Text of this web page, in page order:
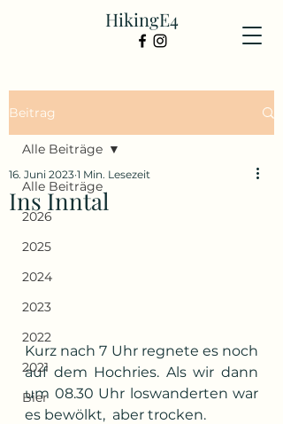
HikingE4
Beitrag
Alle Beiträge
2026
2025
2024
2023
2022
2021
Bier
Alle Beiträge
Ins Inntal
16. Juni 2023 1 Min. Lesezeit
Kurz nach 7 Uhr regnete es noch
auf dem Hochries. Als wir dann
um 08.30 Uhr loswanderten war
es bewölkt,  aber trocken.